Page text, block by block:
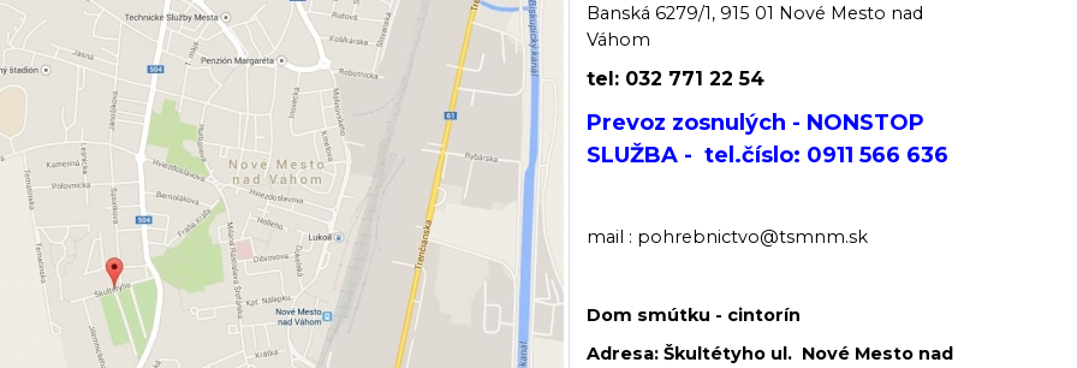
Banská 6279/1, 915 01 Nové Mesto nad
Váhom
tel: 032 771 22 54
Prevoz zosnulých - NONSTOP
SLUŽBA - tel.číslo: 0911 566 636
mail : pohrebnictvo@tsmnm.sk
Dom smútku - cintorín
Adresa: Škultétyho ul. Nové Mesto nad